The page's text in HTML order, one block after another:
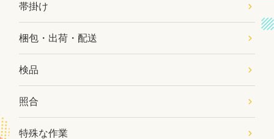
帯掛け
梱包・出荷・配送
検品
照合
特殊な作業